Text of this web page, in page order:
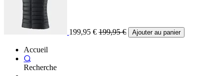
199,95 € 199,95€ Ajouter au panier
Accueil
Recherche